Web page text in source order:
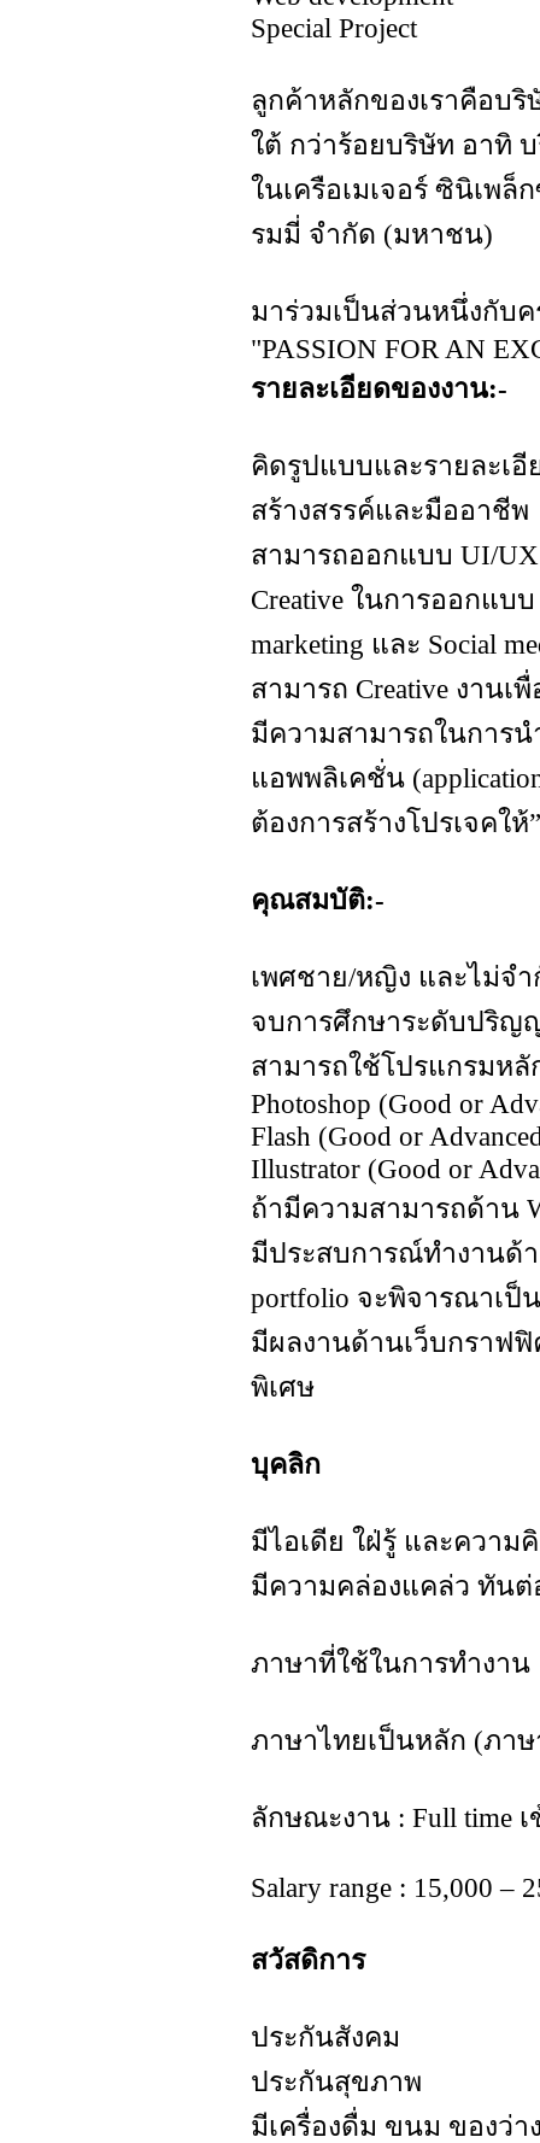
Special Project
ลูกค้าหลักของเราคือบริ
ใต้ กว่าร้อยบริษัท อาทิ
ในเครือเมเจอร์ ซินิเพ
รมมี่ จำกัด (มหาชน)
มาร่วมเป็นส่วนหนึ่งกับคร
"PASSION FOR AN
รายละเอียดของงาน:-
คิดรูปแบบและรายละเ
สร้างสรรค์และมืออาชีพ
สามารถออกแบบ UI/
Creative ในการออกแบ
marketing และ Social
สามารถ Creative งาน
มีความสามารถในการ
แอพพลิเคชั่น
ต้องการสร้างโปรเจคใ
คุณสมบัติ:-
เพศชาย/หญิง และไม่จ
จบการศึกษาระดับปริญ
สามารถใช้โปรแกรมหลั
Photoshop (Good or
Flash (Good or
Illustrator (Good or
ถ้ามีความสามารถด้าน
มีประสบการณ์ทำงานด้
portfolio จะพิจารณาเป็
มีผลงานด้านเว็บกราฟ
พิเศษ
บุคลิก
มีไอเดีย ใฝ่รู้ และความ
มีความคล่องแคล่ว ทันต่
ภาษาที่ใช้ในการทำงาน
ภาษาไทยเป็นหลัก (ภา
ลักษณะงาน : Full time เ
Salary range : 15,000 –
สวัสดิการ
ประกันสังคม
ประกันสุขภาพ
มีเครื่องดื่ม ขนม ของว่า